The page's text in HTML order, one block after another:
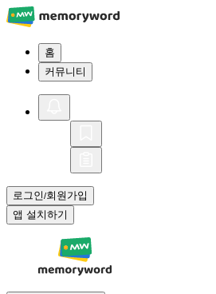
홈
커뮤니티
로그인/회원가입
앱 설치하기